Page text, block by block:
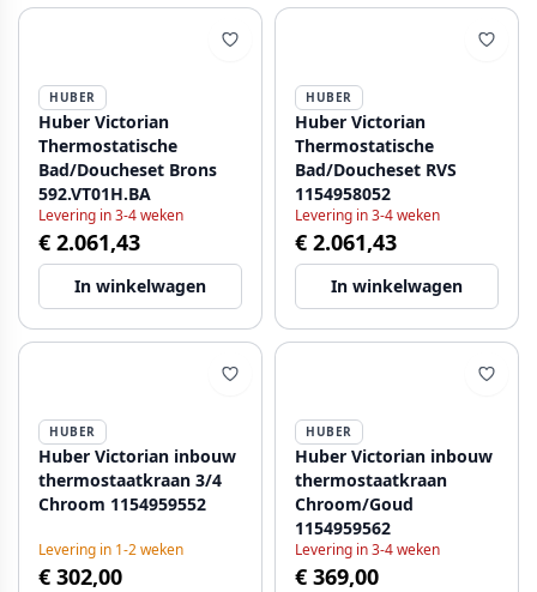
HUBER
Huber Victorian
Thermostatische
Bad/Doucheset Brons
592.VT01H.BA
Levering in 3-4 weken
€ 2.061,43
In winkelwagen
HUBER
Huber Victorian
Thermostatische
Bad/Doucheset RVS
1154958052
Levering in 3-4 weken
€ 2.061,43
In winkelwagen
HUBER
Huber Victorian inbouw
thermostaatkraan 3/4
Chroom 1154959552
Levering in 1-2 weken
€ 302,00
HUBER
Huber Victorian inbouw
thermostaatkraan
Chroom/Goud
1154959562
Levering in 3-4 weken
€ 369,00